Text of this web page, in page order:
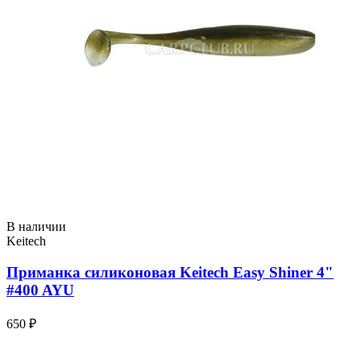
В наличии
Keitech
Приманка силиконовая Keitech Easy Shiner 4"
#400 AYU
650 ₽